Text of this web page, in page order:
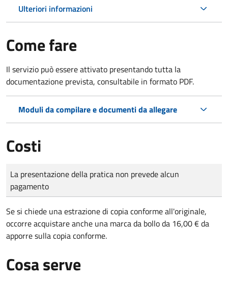
Ulteriori informazioni
Come fare
Il servizio può essere attivato presentando tutta la
documentazione prevista, consultabile in formato PDF.
Moduli da compilare e documenti da allegare
Costi
Tipo di pagamento
Importo
La presentazione della pratica non prevede alcun
pagamento
Se si chiede una estrazione di copia conforme all'originale,
occorre acquistare anche una marca da bollo da 16,00 € da
apporre sulla copia conforme.
Cosa serve